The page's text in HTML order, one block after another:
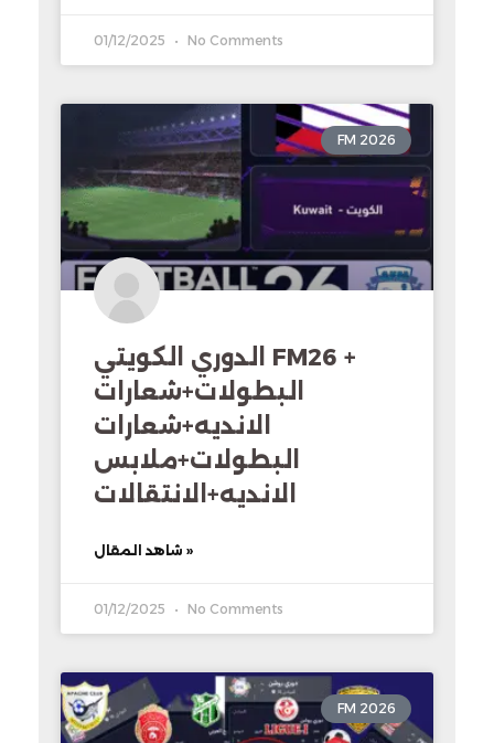
01/12/2025 No Comments
FM 2026
الدوري الكويتي FM26 +
البطولات+شعارات
الانديه+شعارات
البطولات+ملابس
الانديه+الانتقالات
شاهد المقال »
01/12/2025 No Comments
FM 2026